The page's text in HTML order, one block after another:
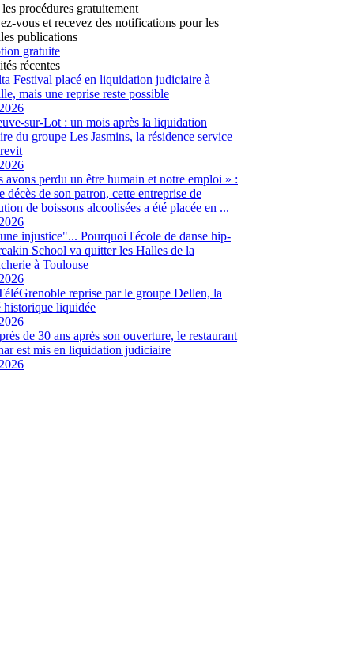
procédures gratuitement
vous et recevez des notifications pour les
publications
gratuite
récentes
Festival placé en liquidation judiciaire à
mais une reprise reste possible
sur-Lot : un mois après la liquidation
du groupe Les Jasmins, la résidence service
avons perdu un être humain et notre emploi » :
décès de son patron, cette entreprise de
de boissons alcoolisées a été placée en ...
injustice"... Pourquoi l'école de danse hip-
School va quitter les Halles de la
à Toulouse
reprise par le groupe Dellen, la
historique liquidée
de 30 ans après son ouverture, le restaurant
est mis en liquidation judiciaire